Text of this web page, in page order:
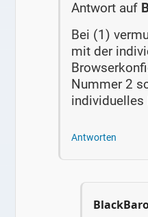
Antwort auf
Bei (1)
mit der
Nummer 2
individuelles
Antworten